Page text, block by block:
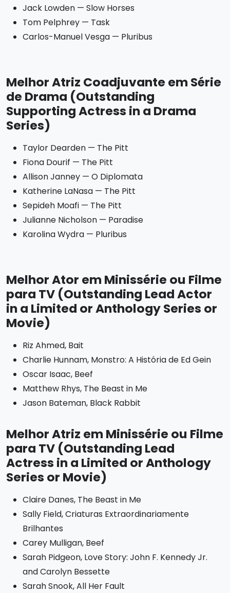
Jack Lowden — Slow Horses
Tom Pelphrey — Task
Carlos-Manuel Vesga — Pluribus
Melhor Atriz Coadjuvante em Série
de Drama (Outstanding
Supporting Actress in a Drama
Series)
Taylor Dearden — The Pitt
Fiona Dourif — The Pitt
Allison Janney — O Diplomata
Katherine LaNasa — The Pitt
Sepideh Moafi — The Pitt
Julianne Nicholson — Paradise
Karolina Wydra — Pluribus
Melhor Ator em Minissérie ou Filme
para TV (Outstanding Lead Actor
in a Limited or Anthology Series or
Movie)
Riz Ahmed, Bait
Charlie Hunnam, Monstro: A História de Ed Gein
Oscar Isaac, Beef
Matthew Rhys, The Beast in Me
Jason Bateman, Black Rabbit
Melhor Atriz em Minissérie ou Filme
para TV (Outstanding Lead
Actress in a Limited or Anthology
Series or Movie)
Claire Danes, The Beast in Me
Sally Field, Criaturas Extraordinariamente
Brilhantes
Carey Mulligan, Beef
Sarah Pidgeon, Love Story: John F. Kennedy Jr.
and Carolyn Bessette
Sarah Snook, All Her Fault